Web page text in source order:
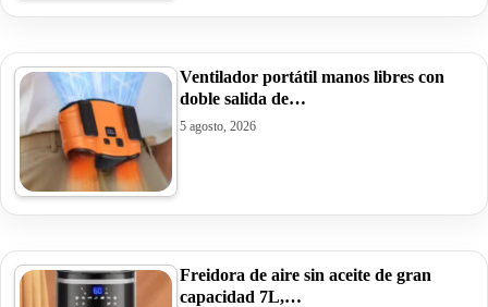
Ventilador portátil manos libres con
doble salida de…
5 agosto, 2026
Freidora de aire sin aceite de gran
capacidad 7L,…